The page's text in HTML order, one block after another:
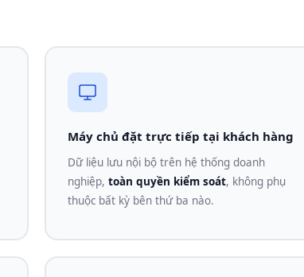
Máy chủ đặt trực tiếp tại khách hàng
Dữ liệu lưu nội bộ trên hệ thống doanh
nghiệp,toàn quyền kiểm soát, không phụ
thuộc bất kỳ bên thứ ba nào.